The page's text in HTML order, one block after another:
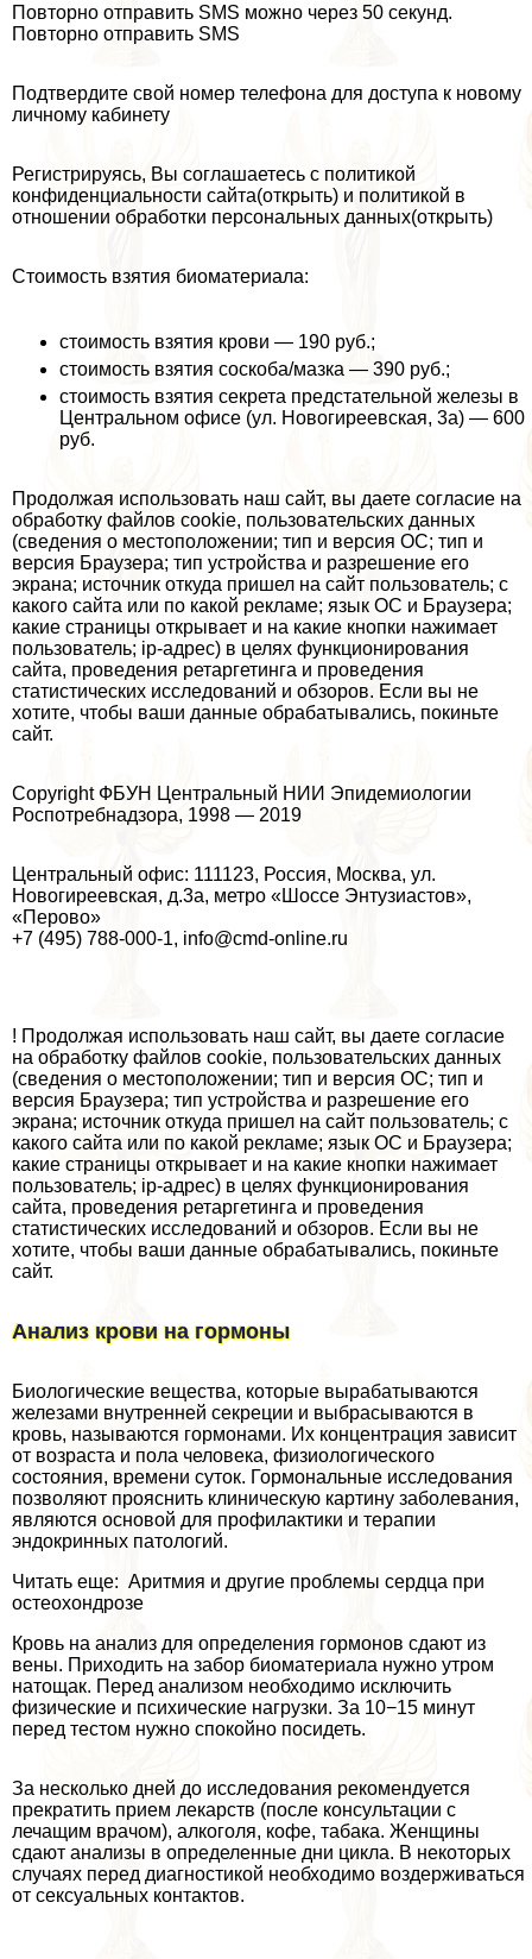
Повторно отправить SMS можно через 50 секунд.
Повторно отправить SMS
Подтвердите свой номер телефона для доступа к новому
личному кабинету
Регистрируясь, Вы соглашаетесь с политикой
конфиденциальности сайта(открыть) и политикой в
отношении обработки персональных данных(открыть)
Стоимость взятия биоматериала:
стоимость взятия крови — 190 руб.;
стоимость взятия соскоба/мазка — 390 руб.;
стоимость взятия секрета предстательной железы в
Центральном офисе (ул. Новогиреевская, 3а) — 600
руб.
Продолжая использовать наш сайт, вы даете согласие на
обработку файлов cookie, пользовательских данных
(сведения о местоположении; тип и версия ОС; тип и
версия Браузера; тип устройства и разрешение его
экрана; источник откуда пришел на сайт пользователь; с
какого сайта или по какой рекламе; язык ОС и Браузера;
какие страницы открывает и на какие кнопки нажимает
пользователь; ip-адрес) в целях функционирования
сайта, проведения ретаргетинга и проведения
статистических исследований и обзоров. Если вы не
хотите, чтобы ваши данные обpaбатывались, покиньте
сайт.
Copyright ФБУН Центральный НИИ Эпидемиологии
Роспотребнадзора, 1998 — 2019
Центральный офис: 111123, Россия, Москва, ул.
Новогиреевская, д.3а, метро «Шоссе Энтузиастов»,
«Перово»
+7 (495) 788-000-1, info@cmd-online.ru
! Продолжая использовать наш сайт, вы даете согласие
на обработку файлов cookie, пользовательских данных
(сведения о местоположении; тип и версия ОС; тип и
версия Браузера; тип устройства и разрешение его
экрана; источник откуда пришел на сайт пользователь; с
какого сайта или по какой рекламе; язык ОС и Браузера;
какие страницы открывает и на какие кнопки нажимает
пользователь; ip-адрес) в целях функционирования
сайта, проведения ретаргетинга и проведения
статистических исследований и обзоров. Если вы не
хотите, чтобы ваши данные обpaбатывались, покиньте
сайт.
Анализ крови на гормоны
Биологические вещества, которые выpaбатываются
железами внутренней секреции и выбрасываются в
кровь, называются гормонами. Их концентрация зависит
от возраста и пола человека, физиологического
состояния, времени суток. Гормональные исследования
позволяют прояснить клиническую картину заболевания,
являются основой для профилактики и терапии
эндокринных патологий.
Читать еще: Аритмия и другие проблемы сердца при
остеохондрозе
Кровь на анализ для определения гормонов сдают из
вены. Приходить на забор биоматериала нужно утром
натощак. Перед анализом необходимо исключить
физические и психические нагрузки. За 10−15 минут
перед тестом нужно спокойно посидеть.
За несколько дней до исследования рекомендуется
прекратить прием лекарств (после консультации с
лечащим врачом), алкоголя, кофе, табака. Женщины
сдают анализы в определенные дни цикла. В некоторых
случаях перед диагностикой необходимо воздерживаться
от ceкcуальных контактов.